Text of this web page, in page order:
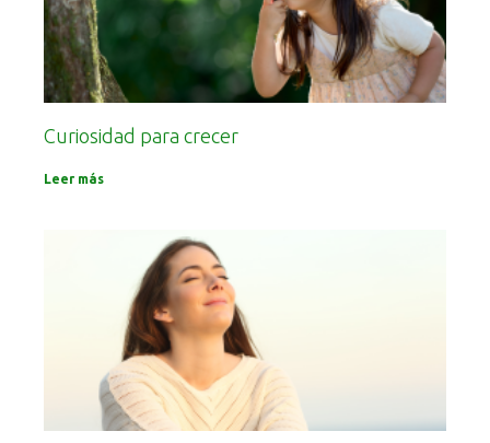
Curiosidad para crecer
Leer más